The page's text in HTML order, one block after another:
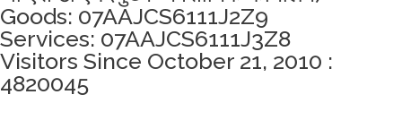
Goods: 07AAJCS6111J2Z9
Services: 07AAJCS6111J3Z8
Visitors Since October 21, 2010 :
4820045